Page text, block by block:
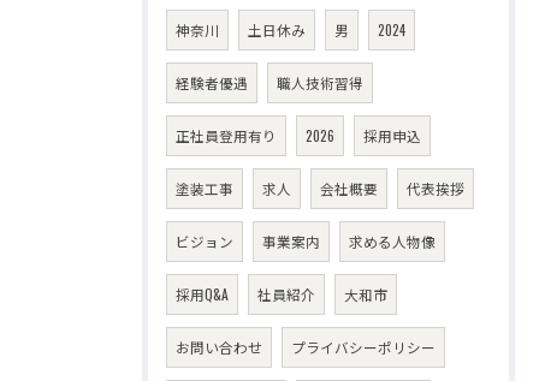
神奈川 土日休み 男 2024
経験者優遇 職人技術習得
正社員登用有り 2026 採用申込
塗装工事 求人 会社概要 代表挨拶
ビジョン 事業案内 求める人物像
採用Q&A 社員紹介 大和市
お問い合わせ プライバシーポリシー